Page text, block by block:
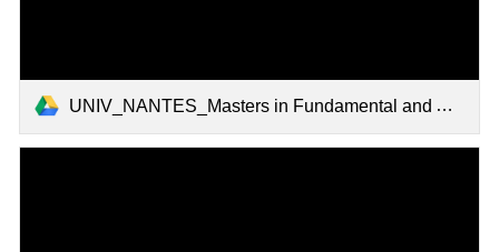
UNIV_NANTES_Masters in Fundamental and Applied Sciences.pdf